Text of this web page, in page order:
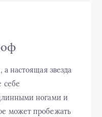
настоящая звезда
себе
ногами и
может пробежать